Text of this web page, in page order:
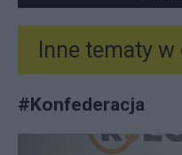
Inne tematy w
#Konfederacja